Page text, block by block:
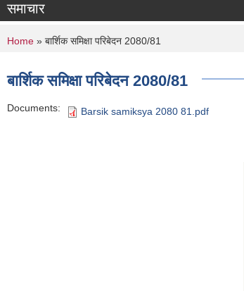
समाचार
You are here
Home » बार्शिक समिक्षा परिबेदन 2080/81
बार्शिक समिक्षा परिबेदन 2080/81
Documents: Barsik samiksya 2080 81.pdf